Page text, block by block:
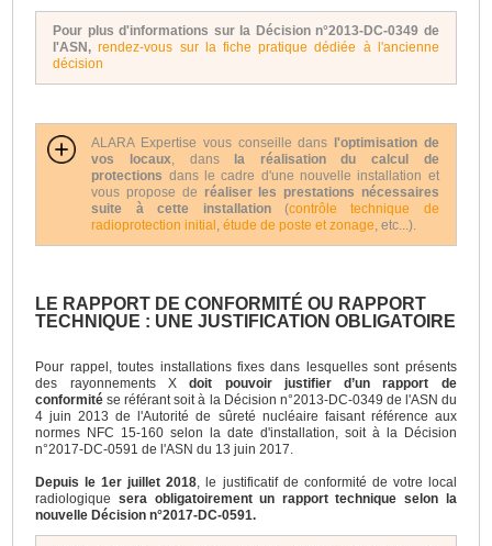
Pour plus d'informations sur la Décision n°2013-DC-0349 de
l'ASN, rendez-vous sur la fiche pratique dédiée à l'ancienne
décision
ALARA Expertise vous conseille dans
l'optimisation de
vos locaux, dans
la réalisation du calcul de
protections dans le cadre d'une nouvelle installation et
vous propose de réaliser les prestations nécessaires
suite à cette installation(contrôle technique de
radioprotection initial ,étude de poste et zonage, etc...).
LE RAPPORT DE CONFORMITÉ OU RAPPORT
TECHNIQUE : UNE JUSTIFICATION OBLIGATOIRE
Pour rappel, toutes installations fixes dans lesquelles sont présents
des rayonnements Xdoit pouvoir justifier d’un rapport de
conformité se référant soit à la Décision n°2013-DC-0349 de l'ASN du
4 juin 2013 de l'Autorité de sûreté nucléaire faisant référence aux
normes NFC 15-160 selon la date d'installation, soit à la Décision
n°2017-DC-0591 de l'ASN du 13 juin 2017.
Depuis le 1er juillet 2018, le justificatif de conformité de votre local
radiologique sera obligatoirement un rapport technique selon la
nouvelle Décision n°2017-DC-0591.